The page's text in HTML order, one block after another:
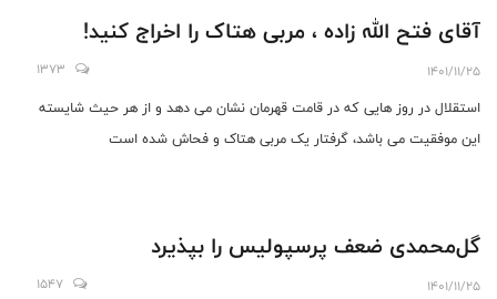
آقای فتح الله زاده ، مربی هتاک را اخراج کنید!
1401/11/25
1373
استقلال در روز هایی که در قامت قهرمان نشان می دهد و از هر حیث شایسته
این موفقیت می باشد، گرفتار یک مربی هتاک و فحاش شده است
گل‌محمدی ضعف پرسپولیس را بپذیرد
1401/11/25
1547